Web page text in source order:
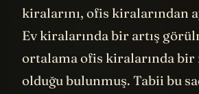
kiralarını, ofis kiralarından
Ev kiralarında bir artış
ortalama ofis kiralarında bir
olduğu bulunmuş. Tabii bu